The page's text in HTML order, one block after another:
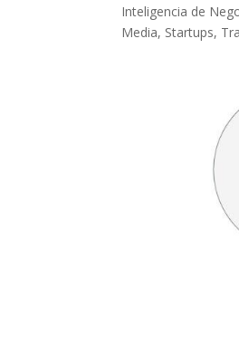
Inteligencia de
Media, Startups,